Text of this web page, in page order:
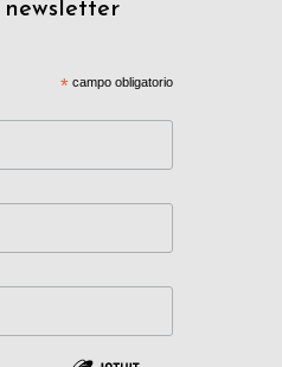
newsletter
*campo obligatorio